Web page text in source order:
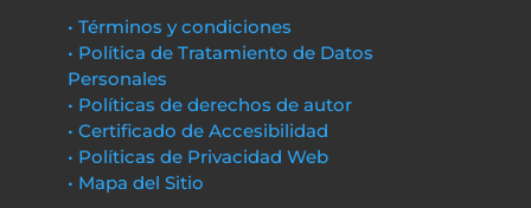
• Términos y condiciones
• Política de Tratamiento de Datos
Personales
• Políticas de derechos de autor
• Certificado de Accesibilidad
• Políticas de Privacidad Web
• Mapa del Sitio